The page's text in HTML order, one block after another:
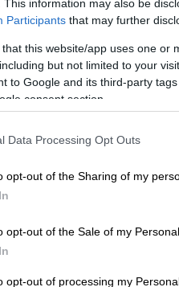
This information may also be
Participants that may further
that this website/app uses one or
but not limited to your
to Google and its third-party
consent section.
Data Processing Opt Outs
opt-out of the Sharing of my
opt-out of the Sale of my Personal
opt-out of processing my
Οι γυμνοί
δρόμους (της
(pics)
περιβάλλον και -